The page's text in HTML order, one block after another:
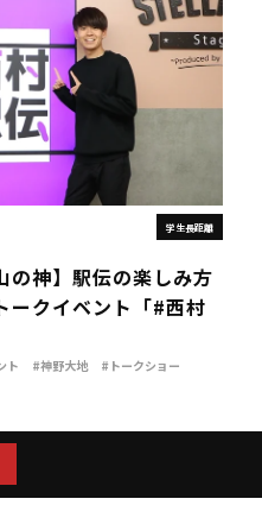
学生長距離
の神】駅伝の楽しみ方
ークイベント「#西村
ト #神野大地 #トークショー